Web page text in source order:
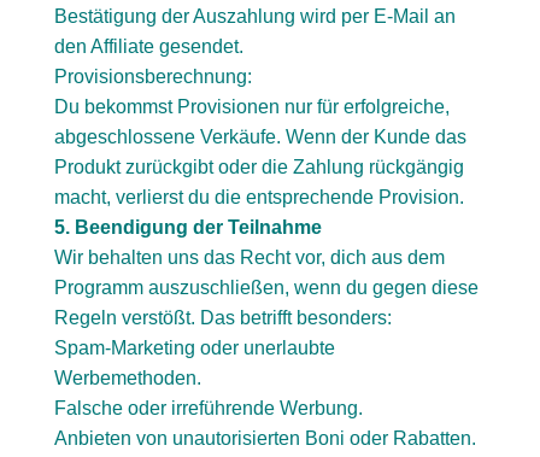
Bestätigung der Auszahlung wird per E-Mail an
den Affiliate gesendet.
Provisionsberechnung:
Du bekommst Provisionen nur für erfolgreiche,
abgeschlossene Verkäufe. Wenn der Kunde das
Produkt zurückgibt oder die Zahlung rückgängig
macht, verlierst du die entsprechende Provision.
5. Beendigung der Teilnahme
Wir behalten uns das Recht vor, dich aus dem
Programm auszuschließen, wenn du gegen diese
Regeln verstößt. Das betrifft besonders:
Spam-Marketing oder unerlaubte
Werbemethoden.
Falsche oder irreführende Werbung.
Anbieten von unautorisierten Boni oder Rabatten.